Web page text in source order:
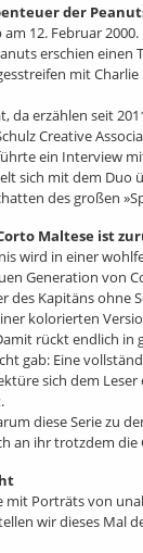
der
12. Februar
erschien einen
mit
da erzählen seit
Creative
ein Interview
sich mit dem Duo
des großen
Maltese ist
wird in einer
Generation von
des Kapitäns ohne
kolorierten
rückt endlich in
gab: Eine
sich dem
diese Serie zu
an ihr trotzdem die
mit Porträts von
wir dieses Mal